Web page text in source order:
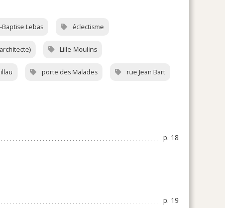
Lebas éclectisme
Lille-Moulins
porte des Malades rue Jean Bart
p. 18
p. 19